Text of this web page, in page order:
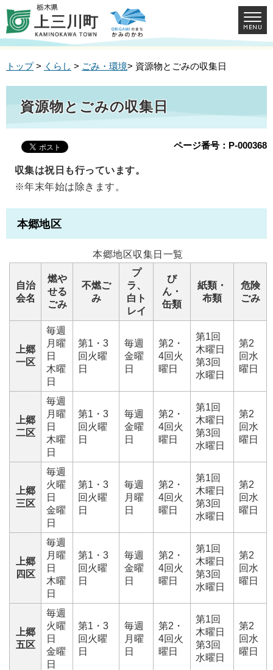
トップ> くらし > ごみ・環境> 資源物とごみの収集日
資源物とごみの収集日
ページ番号：P-000368
収集は祝日も行っています。
※年末年始は除きます。
本郷地区
本郷地区収集日一覧
自治
会名
燃や
せる
ごみ
不燃ご
み
プ
ラ、
白ト
レイ
び
ん・
缶類
紙類・
布類
危険
ごみ
上郷
一区
毎週
月曜
日
木曜
日
第1・3
回火曜
日
毎週
金曜
日
第2・
4回火
曜日
第1回
木曜日
第3回
水曜日
第2
回水
曜日
上郷
二区
毎週
月曜
日
木曜
日
第1・3
回火曜
日
毎週
金曜
日
第2・
4回火
曜日
第1回
木曜日
第3回
水曜日
第2
回水
曜日
上郷
三区
毎週
火曜
日
金曜
日
第1・3
回火曜
日
毎週
月曜
日
第2・
4回火
曜日
第1回
木曜日
第3回
水曜日
第2
回水
曜日
上郷
四区
毎週
月曜
日
木曜
日
第1・3
回火曜
日
毎週
金曜
日
第2・
4回火
曜日
第1回
木曜日
第3回
水曜日
第2
回水
曜日
上郷
五区
毎週
火曜
日
金曜
日
第1・3
回火曜
日
毎週
月曜
日
第2・
4回火
曜日
第1回
木曜日
第3回
水曜日
第2
回水
曜日